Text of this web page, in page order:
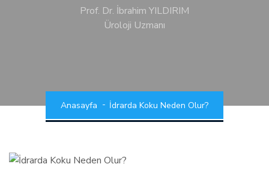
Prof. Dr. İbrahim YILDIRIM
Üroloji Uzmanı
Anasayfa İdrarda Koku Neden Olur?